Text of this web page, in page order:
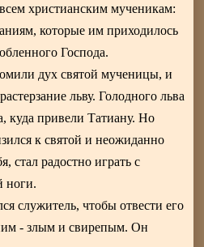
христианским мученикам:
которые им приходилось
Господа.
дух святой мученицы, и
льву. Голодного льва
куда привели Татиану. Но
к святой и неожиданно
стал радостно играть с
ноги.
служитель, чтобы отвести его
- злым и свирепым. Он